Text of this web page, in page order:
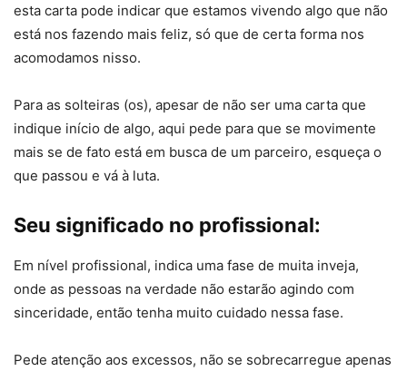
esta carta pode indicar que estamos vivendo algo que não
está nos fazendo mais feliz, só que de certa forma nos
acomodamos nisso.
Para as solteiras (os), apesar de não ser uma carta que
indique início de algo, aqui pede para que se movimente
mais se de fato está em busca de um parceiro, esqueça o
que passou e vá à luta.
Seu significado no profissional:
Em nível profissional, indica uma fase de muita inveja,
onde as pessoas na verdade não estarão agindo com
sinceridade, então tenha muito cuidado nessa fase.
Pede atenção aos excessos, não se sobrecarregue apenas